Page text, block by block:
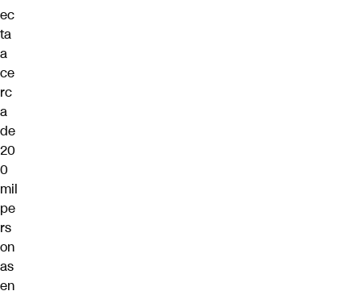
ec
ta
a
ce
rc
a
de
20
0
mil
pe
rs
on
as
en